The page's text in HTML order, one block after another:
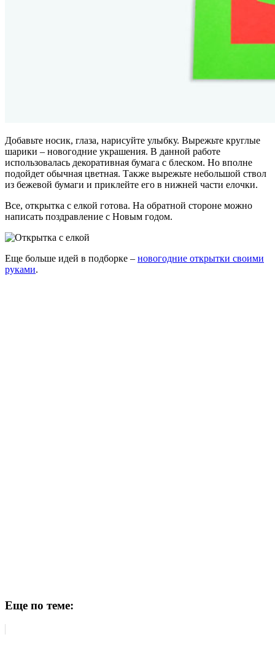
Добавьте носик, глаза, нарисуйте улыбку. Вырежьте круглые
шарики – новогодние украшения. В данной работе
использовалась декоративная бумага с блеском. Но вполне
подойдет обычная цветная. Также вырежьте небольшой ствол
из бежевой бумаги и приклейте его в нижней части елочки.
Все, открытка с елкой готова. На обратной стороне можно
написать поздравление с Новым годом.
Еще больше идей в подборке – новогодние открытки своими
руками.
Еще по теме: